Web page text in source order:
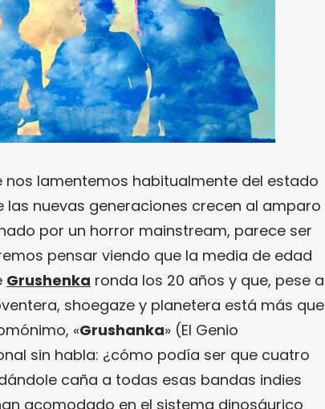
nos lamentemos habitualmente del estado
nuevas generaciones crecen al amparo
por un horror mainstream, parece ser
pensar viendo que la media de edad
Grushenka ronda los 20 años y que, pese a
shoegaze y planetera está más que
«Grushanka» (El Genio
sin habla: ¿cómo podía ser que cuatro
caña a todas esas bandas indies
acomodado en el sistema dinosáurico